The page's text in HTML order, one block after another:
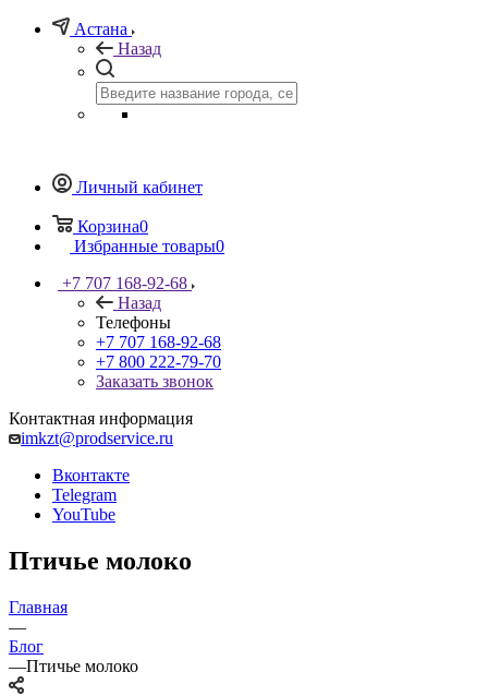
Астана
Назад
Личный кабинет
Корзина0
Избранные товары0
+7 707 168-92-68
Назад
Телефоны
+7 707 168-92-68
+7 800 222-79-70
Заказать звонок
Контактная информация
imkzt@prodservice.ru
Вконтакте
Telegram
YouTube
Птичье молоко
Главная
—
Блог
—Птичье молоко